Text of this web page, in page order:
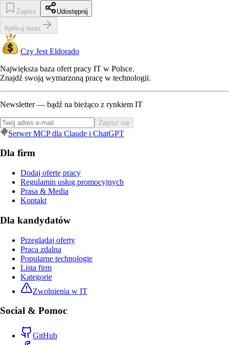
Zapisz Udostępnij
Aplikuj teraz
Czy Jest Eldorado
Największa baza ofert pracy IT w Polsce.
Znajdź swoją wymarzoną pracę w technologii.
Newsletter — bądź na bieżąco z rynkiem IT
Zapisz się
Serwer MCP dla Claude i ChatGPT
Dla firm
Dodaj ofertę pracy
Regulamin usług promocyjnych
Prasa & Media
Kontakt
Dla kandydatów
Przeglądaj oferty
Praca zdalna
Popularne technologie
Lista firm
Kategorie
Zwolnienia w IT
Social & Pomoc
GitHub